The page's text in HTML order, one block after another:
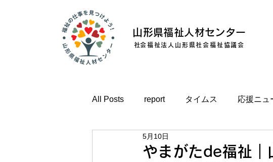
山形県福祉人材センター
​社会福祉法人山形県社会福祉協議会
All Posts report タイムス 応援ニュ
やまがたde福祉｜
5月10日